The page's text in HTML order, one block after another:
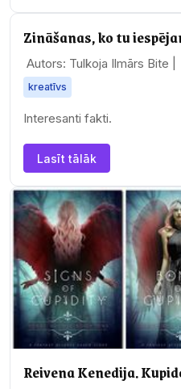
Zināšanas, ko tu
Autors: Tulkoja Ilmārs Bite |
kreatīvs
Interesanti fakti.
Lasīt tālāk
Reivena Kenedija.